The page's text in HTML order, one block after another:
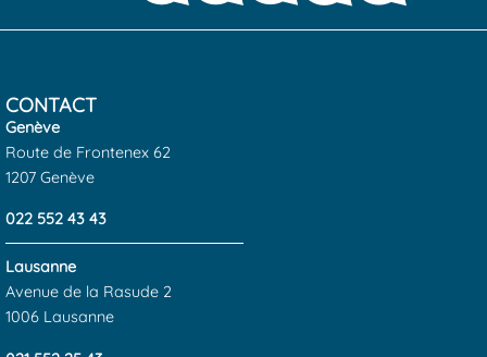
CONTACT
Genève
Route de Frontenex 62
1207 Genève
022 552 43 43
Lausanne
Avenue de la Rasude 2
1006 Lausanne